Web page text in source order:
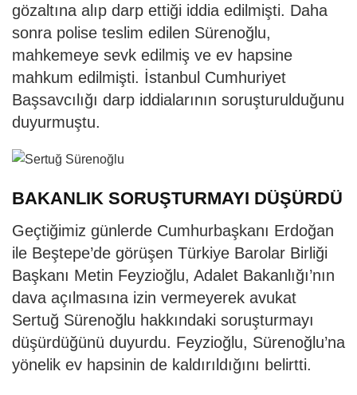
gözaltına alıp darp ettiği iddia edilmişti. Daha
sonra polise teslim edilen Sürenoğlu,
mahkemeye sevk edilmiş ve ev hapsine
mahkum edilmişti. İstanbul Cumhuriyet
Başsavcılığı darp iddialarının soruşturulduğunu
duyurmuştu.
BAKANLIK SORUŞTURMAYI DÜŞÜRDÜ
Geçtiğimiz günlerde Cumhurbaşkanı Erdoğan
ile Beştepe’de görüşen Türkiye Barolar Birliği
Başkanı Metin Feyzioğlu, Adalet Bakanlığı’nın
dava açılmasına izin vermeyerek avukat
Sertuğ Sürenoğlu hakkındaki soruşturmayı
düşürdüğünü duyurdu. Feyzioğlu, Sürenoğlu’na
yönelik ev hapsinin de kaldırıldığını belirtti.